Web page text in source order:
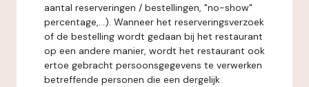
aantal reserveringen / bestellingen, "no-show"
percentage,...). Wanneer het reserveringsverzoek
of de bestelling wordt gedaan bij het restaurant
op een andere manier, wordt het restaurant ook
ertoe gebracht persoonsgegevens te verwerken
betreffende personen die een dergelijk